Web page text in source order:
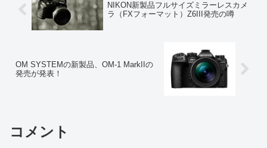
NIKON新製品フルサイズミラーレスカメ
ラ（FXフォーマット）Z6III発売の噂
OM SYSTEMの新製品、OM-1 MarkIIの
発売が発表！
コメント